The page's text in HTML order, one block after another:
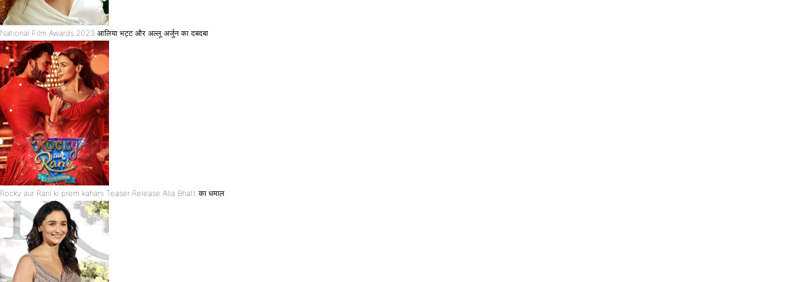
National Film Awards 2023 आलिया भट्ट और अल्लू अर्जुन का दबदबा
Rocky aur Rani ki prem kahani Teaser Release Alia Bhatt का धमाल